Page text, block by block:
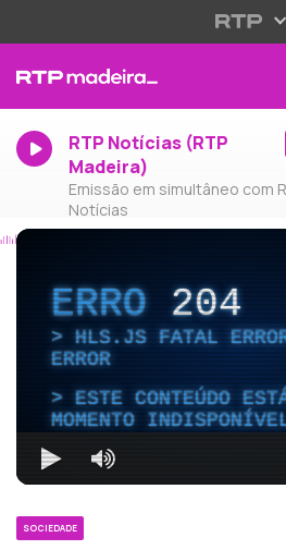
RTP Notícias (RTP
Madeira)
Emissão em simultâneo com
Notícias
ERRO204
HLS.JS FATAL
ERROR
ESTE CONTEÚDO
MOMENTO
SOCIEDADE